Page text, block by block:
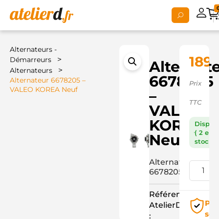
Alternateurs -
Démarreurs
>
Alternateurs >
Alternateur 6678205 –
VALEO KOREA Neuf
6678205
–
VALEO
KOREA
Neuf
Alternateur
6678205
Référence
AtelierD
:
Prix
TTC
( 2 en
stock )